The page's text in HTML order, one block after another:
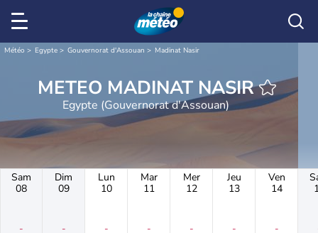
Météo Egypte Gouvernorat d'Assouan Madinat Nasir
METEO MADINAT NASIR
Egypte (Gouvernorat d'Assouan)
Sam
08
-
Dim
09
-
Lun
10
-
Mar
11
-
Mer
12
-
Jeu
13
-
Ven
14
-